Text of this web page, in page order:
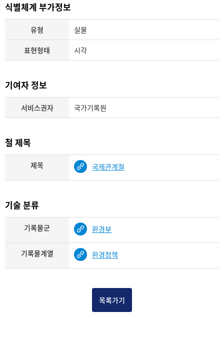
식별체계 부가정보
유형 실물
표현형태 시각
기여자 정보
서비스권자 국가기록원
철 제목
제목 국제관계철
기술 분류
기록물군 환경부
기록물계열 환경정책
목록가기